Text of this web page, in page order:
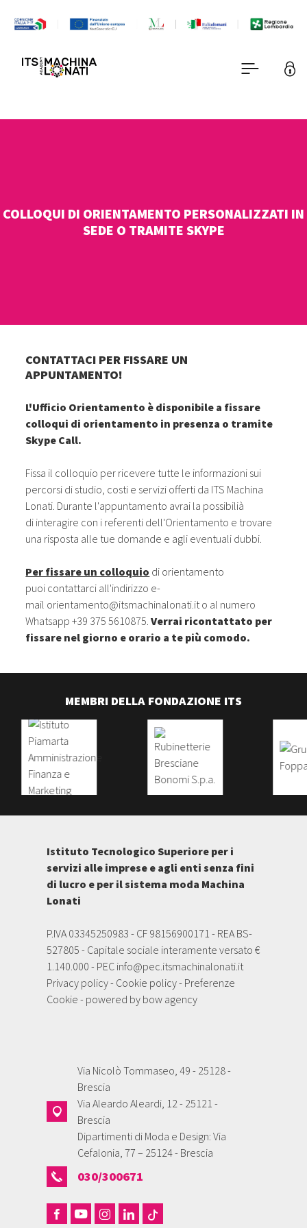
COLLOQUI DI ORIENTAMENTO PERSONALIZZATI IN
SEDE O TRAMITE SKYPE
CONTATTACI PER FISSARE UN
APPUNTAMENTO!
L'Ufficio Orientamento è disponibile a fissare
colloqui di orientamento in presenza o tramite
Skype Call.
Fissa il colloquio per ricevere tutte le informazioni sui
percorsi di studio, costi e servizi offerti da ITS Machina
Lonati. Durante l'appuntamento avrai la possibilià
di interagire con i referenti dell'Orientamento e trovare
una risposta alle tue domande e agli eventuali dubbi.
Per fissare un colloquio di orientamento
puoi contattarci all'indirizzo e-
mail orientamento@itsmachinalonati.ito al numero
Whatsapp +39 375 5610875.Verrai ricontattato per
fissare nel giorno e orario a te più comodo.
MEMBRI DELLA FONDAZIONE ITS
Istituto Tecnologico Superiore per i
servizi alle imprese e agli enti senza fini
di lucro e per il sistema moda Machina
Lonati
P.IVA 03345250983 - CF 98156900171 - REA BS-
527805 - Capitale sociale interamente versato €
1.140.000 - PEC info@pec.itsmachinalonati.it
Privacy policy- Cookie policy- Preferenze
Cookie - powered by bow agency
Via Nicolò Tommaseo, 49 - 25128 -
Brescia
Via Aleardo Aleardi, 12 - 25121 -
Brescia
Dipartimenti di Moda e Design: Via
Cefalonia, 77 – 25124 - Brescia
030/300671